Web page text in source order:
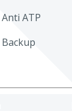
Anti ATP
Backup